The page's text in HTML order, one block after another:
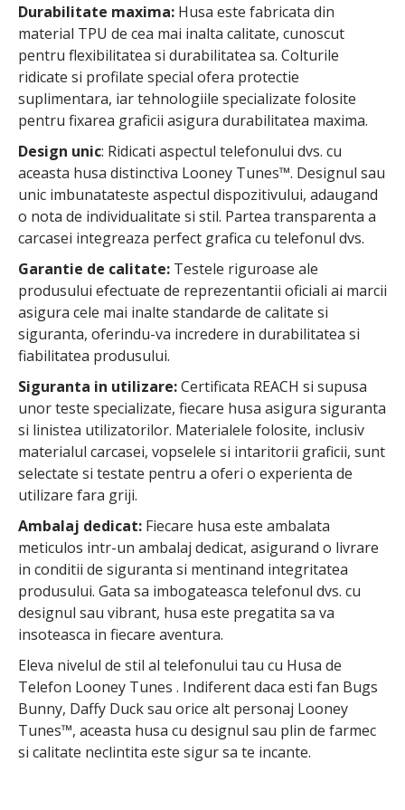
Durabilitate maxima: Husa este fabricata din
material TPU de cea mai inalta calitate, cunoscut
pentru flexibilitatea si durabilitatea sa. Colturile
ridicate si profilate special ofera protectie
suplimentara, iar tehnologiile specializate folosite
pentru fixarea graficii asigura durabilitatea maxima.
Design unic: Ridicati aspectul telefonului dvs. cu
aceasta husa distinctiva Looney Tunes™. Designul sau
unic imbunatateste aspectul dispozitivului, adaugand
o nota de individualitate si stil. Partea transparenta a
carcasei integreaza perfect grafica cu telefonul dvs.
Garantie de calitate: Testele riguroase ale
produsului efectuate de reprezentantii oficiali ai marcii
asigura cele mai inalte standarde de calitate si
siguranta, oferindu-va incredere in durabilitatea si
fiabilitatea produsului.
Siguranta in utilizare:Certificata REACH si supusa
unor teste specializate, fiecare husa asigura siguranta
si linistea utilizatorilor. Materialele folosite, inclusiv
materialul carcasei, vopselele si intaritorii graficii, sunt
selectate si testate pentru a oferi o experienta de
utilizare fara griji.
Ambalaj dedicat: Fiecare husa este ambalata
meticulos intr-un ambalaj dedicat, asigurand o livrare
in conditii de siguranta si mentinand integritatea
produsului. Gata sa imbogateasca telefonul dvs. cu
designul sau vibrant, husa este pregatita sa va
insoteasca in fiecare aventura.
Eleva nivelul de stil al telefonului tau cu Husa de
Telefon Looney Tunes . Indiferent daca esti fan Bugs
Bunny, Daffy Duck sau orice alt personaj Looney
Tunes™, aceasta husa cu designul sau plin de farmec
si calitate neclintita este sigur sa te incante.